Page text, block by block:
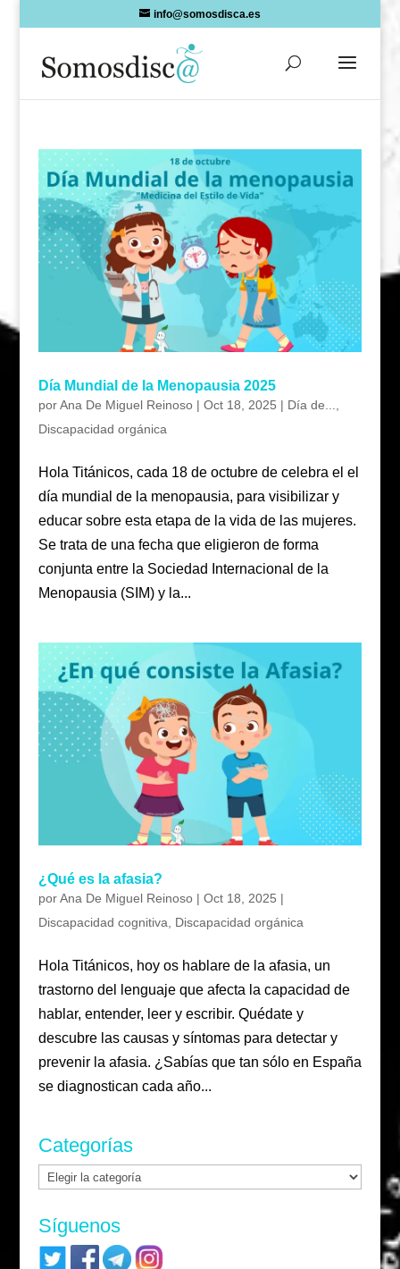
info@somosdisca.es
Día Mundial de la Menopausia 2025
porAna De Miguel Reinoso| Oct 18, 2025 | Día de...
Discapacidad orgánica
Hola Titánicos, cada 18 de octubre de celebra el el
día mundial de la menopausia, para visibilizar y
educar sobre esta etapa de la vida de las mujeres.
Se trata de una fecha que eligieron de forma
conjunta entre la Sociedad Internacional de la
Menopausia (SIM) y la...
¿Qué es la afasia?
porAna De Miguel Reinoso| Oct 18, 2025 |
Discapacidad cognitiva
Discapacidad orgánica
Hola Titánicos, hoy os hablare de la afasia, un
trastorno del lenguaje que afecta la capacidad de
hablar, entender, leer y escribir. Quédate y
descubre las causas y síntomas para detectar y
prevenir la afasia. ¿Sabías que tan sólo en España
se diagnostican cada año...
Categorías
Categorías
Síguenos